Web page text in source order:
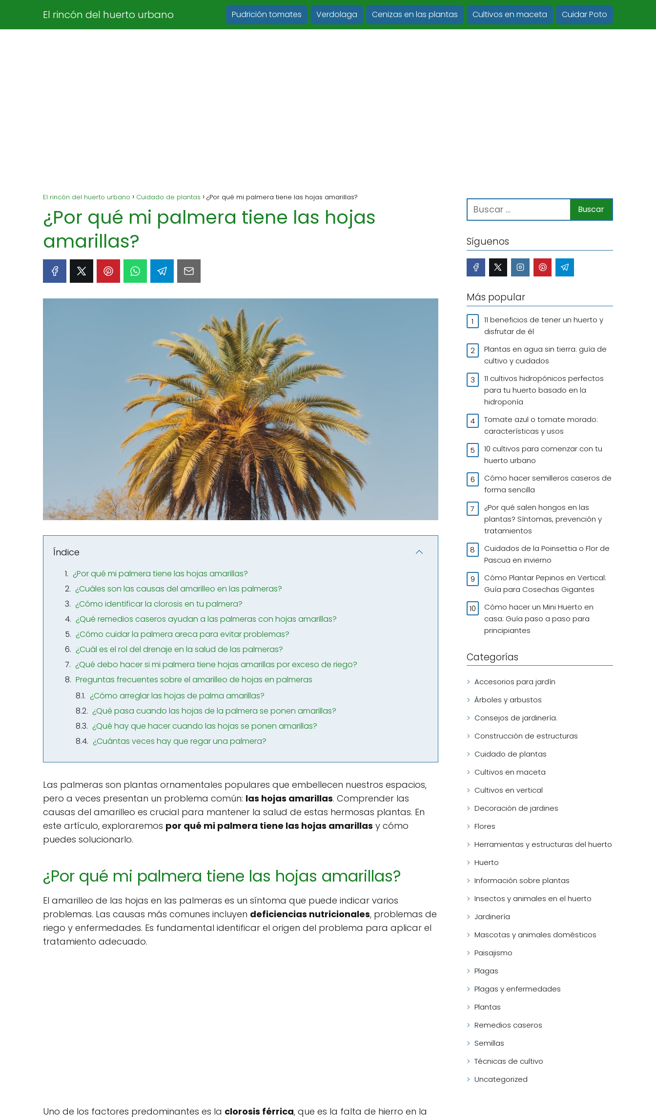
El rincón del huerto urbano Pudrición tomates Verdolaga Cenizas en las plantas Cultivos en maceta Cuidar Poto
El rincón del huerto urbano Cuidado de plantas ¿Por qué mi palmera tiene las hojas amarillas?
¿Por qué mi palmera tiene las hojas
amarillas?
Índice
¿Por qué mi palmera tiene las hojas amarillas?
¿Cuáles son las causas del amarilleo en las palmeras?
¿Cómo identificar la clorosis en tu palmera?
¿Qué remedios caseros ayudan a las palmeras con hojas amarillas?
¿Cómo cuidar la palmera areca para evitar problemas?
¿Cuál es el rol del drenaje en la salud de las palmeras?
¿Qué debo hacer si mi palmera tiene hojas amarillas por exceso de riego?
Preguntas frecuentes sobre el amarilleo de hojas en palmeras
¿Cómo arreglar las hojas de palma amarillas?
¿Qué pasa cuando las hojas de la palmera se ponen amarillas?
¿Qué hay que hacer cuando las hojas se ponen amarillas?
¿Cuántas veces hay que regar una palmera?
Las palmeras son plantas ornamentales populares que embellecen nuestros espacios,
pero a veces presentan un problema común: las hojas amarillas. Comprender las
causas del amarilleo es crucial para mantener la salud de estas hermosas plantas. En
este artículo, exploraremos por qué mi palmera tiene las hojas amarillas y cómo
puedes solucionarlo.
¿Por qué mi palmera tiene las hojas amarillas?
El amarilleo de las hojas en las palmeras es un síntoma que puede indicar varios
problemas. Las causas más comunes incluyen deficiencias nutricionales, problemas de
riego y enfermedades. Es fundamental identificar el origen del problema para aplicar el
tratamiento adecuado.
Uno de los factores predominantes es la clorosis férrica, que es la falta de hierro en la
Síguenos
Más popular
11 beneficios de tener un huerto y
disfrutar de él
Plantas en agua sin tierra: guía de
cultivo y cuidados
11 cultivos hidropónicos perfectos
para tu huerto basado en la
hidroponía
Tomate azul o tomate morado:
características y usos
10 cultivos para comenzar con tu
huerto urbano
Cómo hacer semilleros caseros de
forma sencilla
¿Por qué salen hongos en las
plantas? Síntomas, prevención y
tratamientos
Cuidados de la Poinsettia o Flor de
Pascua en invierno
Cómo Plantar Pepinos en Vertical:
Guía para Cosechas Gigantes
Cómo hacer un Mini Huerto en
casa: Guía paso a paso para
principiantes
Categorías
Accesorios para jardín
Árboles y arbustos
Consejos de jardinería.
Construcción de estructuras
Cuidado de plantas
Cultivos en maceta
Cultivos en vertical
Decoración de jardines
Flores
Herramientas y estructuras del huerto
Huerto
Información sobre plantas
Insectos y animales en el huerto
Jardinería
Mascotas y animales domésticos
Paisajismo
Plagas
Plagas y enfermedades
Plantas
Remedios caseros
Semillas
Técnicas de cultivo
Uncategorized